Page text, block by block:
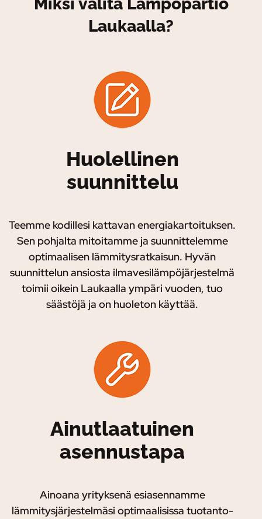
Miksi valita Lämpöpartio
Laukaalla?
Huolellinen
suunnittelu
Teemme kodillesi kattavan energiakartoituksen.
Sen pohjalta mitoitamme ja suunnittelemme
optimaalisen lämmitysratkaisun. Hyvän
suunnittelun ansiosta ilmavesilämpöjärjestelmä
toimii oikein Laukaalla ympäri vuoden, tuo
säästöjä ja on huoleton käyttää.
Ainutlaatuinen
asennustapa
Ainoana yrityksenä esiasennamme
lämmitysjärjestelmäsi optimaalisissa tuotanto-